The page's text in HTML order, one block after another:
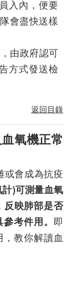
入內，便要
會盡快送樣
由政府認可
方式發送檢
返回目錄
氧機正常
或會成為抗疫
)可測量血氧
反映肺部是否
考件用。 即
教你解讀血